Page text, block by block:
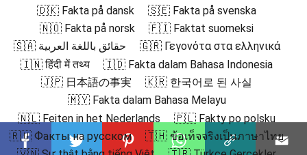
🇩🇰 Fakta på dansk
🇸🇪 Fakta på svenska
🇳🇴 Fakta på norsk
🇫🇮 Faktat suomeksi
🇸🇦 حقائق باللغة العربية
🇬🇷 Γεγονότα στα ελληνικά
🇮🇳 हिंदी में तथ्य
🇮🇩 Fakta dalam Bahasa Indonesia
🇯🇵 日本語の事実
🇰🇷 한국어로 된 사실
🇲🇾 Fakta dalam Bahasa Melayu
🇳🇱 Feiten in het Nederlands
🇵🇱 Fakty po polsku
🇷🇺 Факты на русском
🇹🇭 ข้อเท็จจริงเป็นภาษาไทย